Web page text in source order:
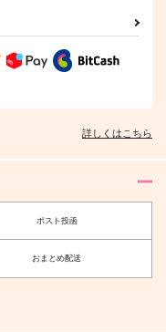
詳しくはこちら
ポスト投函
おまとめ配送